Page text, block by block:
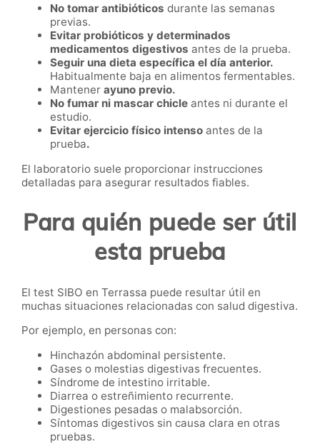
No tomar antibióticos durante las semanas
previas.
Evitar probióticos y determinados
medicamentos digestivos antes de la prueba.
Seguir una dieta específica el día anterior.
Habitualmente baja en alimentos fermentables.
Mantener ayuno previo.
No fumar ni mascar chicle antes ni durante el
estudio.
Evitar ejercicio físico intenso antes de la
prueba.
El laboratorio suele proporcionar instrucciones
detalladas para asegurar resultados fiables.
Para quién puede ser útil
esta prueba
El test SIBO en Terrassa puede resultar útil en
muchas situaciones relacionadas con salud digestiva.
Por ejemplo, en personas con:
Hinchazón abdominal persistente.
Gases o molestias digestivas frecuentes.
Síndrome de intestino irritable.
Diarrea o estreñimiento recurrente.
Digestiones pesadas o malabsorción.
Síntomas digestivos sin causa clara en otras
pruebas.